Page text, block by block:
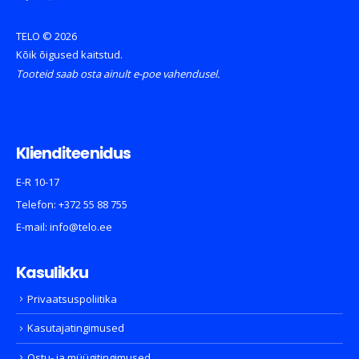
TELO © 2026
Kõik õigused kaitstud.
Tooteid saab osta ainult e-poe vahendusel.
Klienditeenidus
E-R 10-17
Telefon: +372 55 88 755
E-mail: info@telo.ee
Kasulikku
Privaatsuspoliitika
Kasutajatingimused